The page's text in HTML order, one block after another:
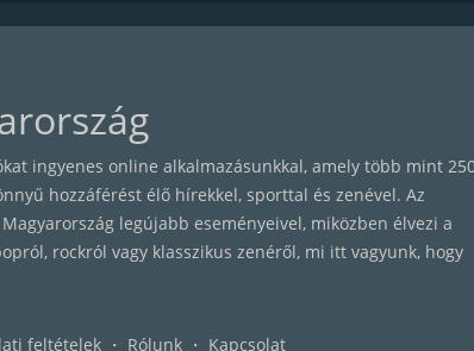
ingyenes online alkalmazásunkkal, amely több mint
hozzáférést élő hírekkel, sporttal és zenével. Az
legújabb eseményeivel, miközben élvezi a
rockról vagy klasszikus zenéről, mi itt vagyunk, hogy
feltételek ・ Rólunk ・ Kapcsolat